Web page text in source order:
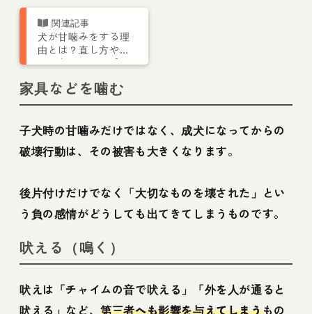
犬が甘噛みをする理
由とは？直し方やし
つけ方について【ト
家具などを噛む
子犬時の甘噛みだけではなく、成犬になってからの
破壊行動は、その被害も大きくなります。
後片付けだけでなく「大切なものを壊された」とい
う負の感情がどうしても出てきてしまうものです。
吠える（鳴く）
吠えは「チャイムの音で吠える」「外を人が通ると
吠える」など、第三者へも影響を与えてしまうもの